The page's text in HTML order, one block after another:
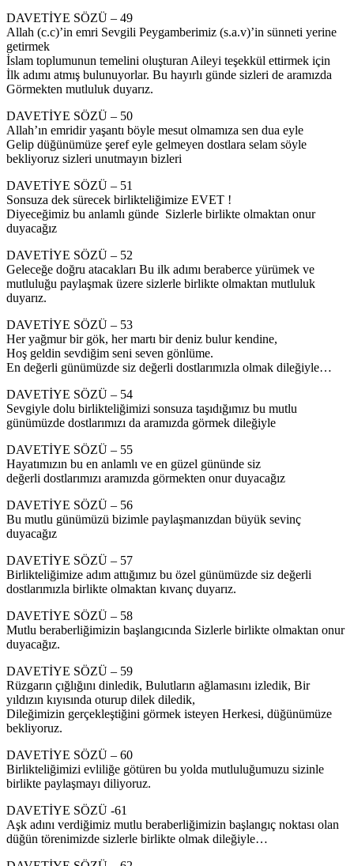
DAVETİYE SÖZÜ – 49
Allah (c.c)’in emri Sevgili Peygamberimiz (s.a.v)’in sünneti yerine
getirmek
İslam toplumunun temelini oluşturan Aileyi teşekkül ettirmek için
İlk adımı atmış bulunuyorlar. Bu hayırlı günde sizleri de aramızda
Görmekten mutluluk duyarız.
DAVETİYE SÖZÜ – 50
Allah’ın emridir yaşantı böyle mesut olmamıza sen dua eyle
Gelip düğünümüze şeref eyle gelmeyen dostlara selam söyle
bekliyoruz sizleri unutmayın bizleri
DAVETİYE SÖZÜ – 51
Sonsuza dek sürecek birlikteliğimize EVET !
Diyeceğimiz bu anlamlı günde Sizlerle birlikte olmaktan onur
duyacağız
DAVETİYE SÖZÜ – 52
Geleceğe doğru atacakları Bu ilk adımı beraberce yürümek ve
mutluluğu paylaşmak üzere sizlerle birlikte olmaktan mutluluk
duyarız.
DAVETİYE SÖZÜ – 53
Her yağmur bir gök, her martı bir deniz bulur kendine,
Hoş geldin sevdiğim seni seven gönlüme.
En değerli günümüzde siz değerli dostlarımızla olmak dileğiyle…
DAVETİYE SÖZÜ – 54
Sevgiyle dolu birlikteliğimizi sonsuza taşıdığımız bu mutlu
günümüzde dostlarımızı da aramızda görmek dileğiyle
DAVETİYE SÖZÜ – 55
Hayatımızın bu en anlamlı ve en güzel gününde siz
değerli dostlarımızı aramızda görmekten onur duyacağız
DAVETİYE SÖZÜ – 56
Bu mutlu günümüzü bizimle paylaşmanızdan büyük sevinç
duyacağız
DAVETİYE SÖZÜ – 57
Birlikteliğimize adım attığımız bu özel günümüzde siz değerli
dostlarımızla birlikte olmaktan kıvanç duyarız.
DAVETİYE SÖZÜ – 58
Mutlu beraberliğimizin başlangıcında Sizlerle birlikte olmaktan onur
duyacağız.
DAVETİYE SÖZÜ – 59
Rüzgarın çığlığını dinledik, Bulutların ağlamasını izledik, Bir
yıldızın kıyısında oturup dilek diledik,
Dileğimizin gerçekleştiğini görmek isteyen Herkesi, düğünümüze
bekliyoruz.
DAVETİYE SÖZÜ – 60
Birlikteliğimizi evliliğe götüren bu yolda mutluluğumuzu sizinle
birlikte paylaşmayı diliyoruz.
DAVETİYE SÖZÜ -61
Aşk adını verdiğimiz mutlu beraberliğimizin başlangıç noktası olan
düğün törenimizde sizlerle birlikte olmak dileğiyle…